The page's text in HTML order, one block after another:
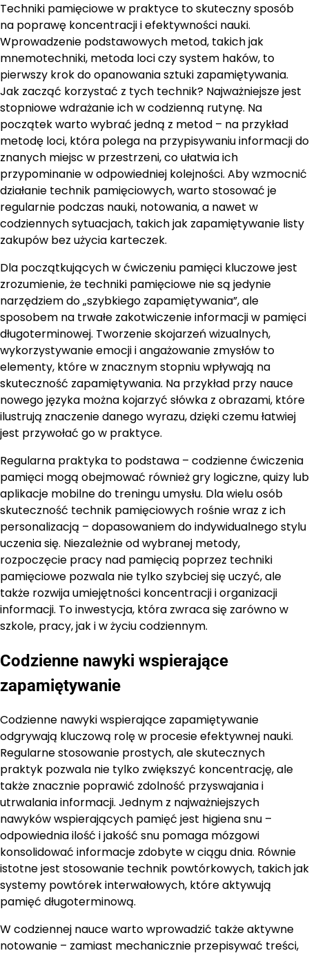
Techniki pamięciowe w praktyce to skuteczny sposób
na poprawę koncentracji i efektywności nauki.
Wprowadzenie podstawowych metod, takich jak
mnemotechniki, metoda loci czy system haków, to
pierwszy krok do opanowania sztuki zapamiętywania.
Jak zacząć korzystać z tych technik? Najważniejsze jest
stopniowe wdrażanie ich w codzienną rutynę. Na
początek warto wybrać jedną z metod – na przykład
metodę loci, która polega na przypisywaniu informacji do
znanych miejsc w przestrzeni, co ułatwia ich
przypominanie w odpowiedniej kolejności. Aby wzmocnić
działanie technik pamięciowych, warto stosować je
regularnie podczas nauki, notowania, a nawet w
codziennych sytuacjach, takich jak zapamiętywanie listy
zakupów bez użycia karteczek.
Dla początkujących w ćwiczeniu pamięci kluczowe jest
zrozumienie, że techniki pamięciowe nie są jedynie
narzędziem do „szybkiego zapamiętywania”, ale
sposobem na trwałe zakotwiczenie informacji w pamięci
długoterminowej. Tworzenie skojarzeń wizualnych,
wykorzystywanie emocji i angażowanie zmysłów to
elementy, które w znacznym stopniu wpływają na
skuteczność zapamiętywania. Na przykład przy nauce
nowego języka można kojarzyć słówka z obrazami, które
ilustrują znaczenie danego wyrazu, dzięki czemu łatwiej
jest przywołać go w praktyce.
Regularna praktyka to podstawa – codzienne ćwiczenia
pamięci mogą obejmować również gry logiczne, quizy lub
aplikacje mobilne do treningu umysłu. Dla wielu osób
skuteczność technik pamięciowych rośnie wraz z ich
personalizacją – dopasowaniem do indywidualnego stylu
uczenia się. Niezależnie od wybranej metody,
rozpoczęcie pracy nad pamięcią poprzez techniki
pamięciowe pozwala nie tylko szybciej się uczyć, ale
także rozwija umiejętności koncentracji i organizacji
informacji. To inwestycja, która zwraca się zarówno w
szkole, pracy, jak i w życiu codziennym.
Codzienne nawyki wspierające
zapamiętywanie
Codzienne nawyki wspierające zapamiętywanie
odgrywają kluczową rolę w procesie efektywnej nauki.
Regularne stosowanie prostych, ale skutecznych
praktyk pozwala nie tylko zwiększyć koncentrację, ale
także znacznie poprawić zdolność przyswajania i
utrwalania informacji. Jednym z najważniejszych
nawyków wspierających pamięć jest higiena snu –
odpowiednia ilość i jakość snu pomaga mózgowi
konsolidować informacje zdobyte w ciągu dnia. Równie
istotne jest stosowanie technik powtórkowych, takich jak
systemy powtórek interwałowych, które aktywują
pamięć długoterminową.
W codziennej nauce warto wprowadzić także aktywne
notowanie – zamiast mechanicznie przepisywać treści,